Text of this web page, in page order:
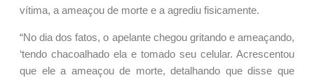
vítima, a ameaçou de morte e a agrediu fisicamente.
“No dia dos fatos, o apelante chegou gritando e ameaçando,
‘tendo chacoalhado ela e tomado seu celular. Acrescentou
que ele a ameaçou de morte, detalhando que disse que